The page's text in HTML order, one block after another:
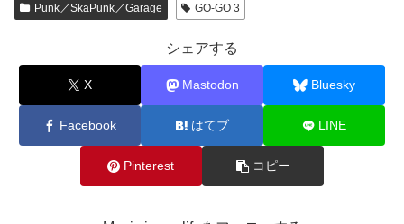
Punk／SkaPunk／Garage GO-GO 3
シェアする
X Mastodon Bluesky
Facebook はてブ LINE
Pinterest コピー